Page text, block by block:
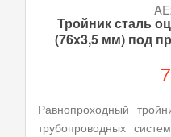
Тройник сталь
(76х3,5 мм) под
Равнопроходный
трубопроводных